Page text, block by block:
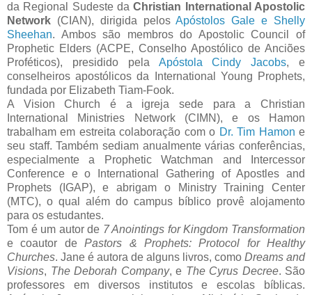
da Regional Sudeste daChristian International Apostolic
Network (CIAN), dirigida pelosApóstolos Gale e Shelly
Sheehan. Ambos são membros do Apostolic Council of
Prophetic Elders (ACPE, Conselho Apostólico de Anciões
Proféticos), presidido pela Apóstola Cindy Jacobs, e
conselheiros apostólicos da International Young Prophets,
fundada por Elizabeth Tiam-Fook.
A Vision Church é a igreja sede para a Christian
International Ministries Network (CIMN), e os Hamon
trabalham em estreita colaboração com o Dr. Tim Hamon e
seu staff. Também sediam anualmente várias conferências,
especialmente a Prophetic Watchman and Intercessor
Conference e o International Gathering of Apostles and
Prophets (IGAP), e abrigam o Ministry Training Center
(MTC), o qual além do campus bíblico provê alojamento
para os estudantes.
Tom é um autor de 7 Anointings for Kingdom Transformation
e coautor dePastors & Prophets: Protocol for Healthy
Churches. Jane é autora de alguns livros, como Dreams and
Visions, The Deborah Company, e The Cyrus Decree. São
professores em diversos institutos e escolas bíblicas.